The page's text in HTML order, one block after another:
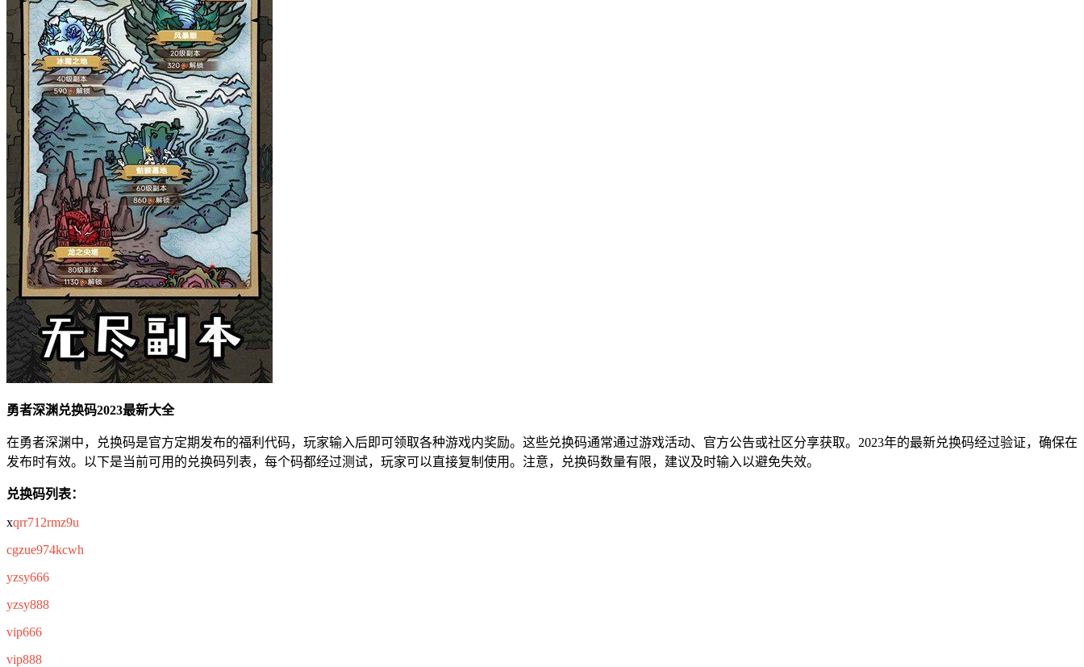
勇者深渊兑换码2023最新大全
在勇者深渊中，兑换码是官方定期发布的福利代码，玩家输入后即可领取各种游戏内奖励。这些兑换码通常通过游戏活动、官方公告或社区分享获取。2023年的最新兑换码经过验证，确保在
发布时有效。以下是当前可用的兑换码列表，每个码都经过测试，玩家可以直接复制使用。注意，兑换码数量有限，建议及时输入以避免失效。
兑换码列表：
xqrr712rmz9u
cgzue974kcwh
yzsy666
yzsy888
vip666
vip888